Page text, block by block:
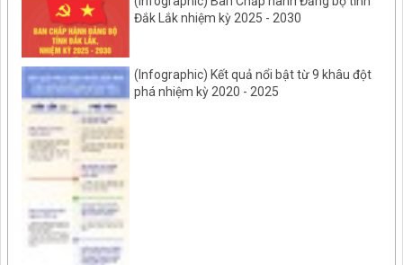
Đắk Lắk nhiệm kỳ 2025 - 2030
(Infographic) Kết quả nổi bật từ 9 khâu đột
phá nhiệm kỳ 2020 - 2025